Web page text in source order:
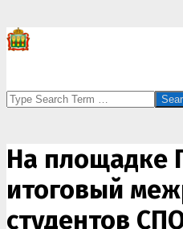
Search
На площадке
итоговый
студентов